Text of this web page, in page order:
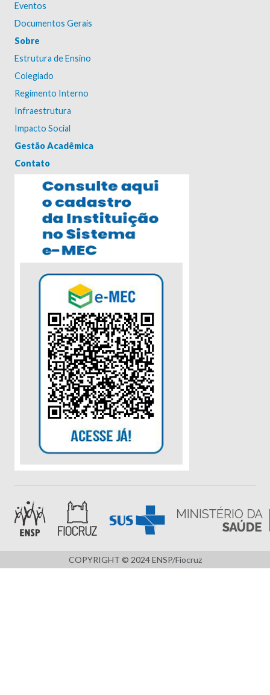
Eventos
Documentos Gerais
Sobre
Estrutura de Ensino
Colegiado
Regimento Interno
Infraestrutura
Impacto Social
Gestão Acadêmica
Contato
COPYRIGHT © 2024 ENSP/Fiocruz